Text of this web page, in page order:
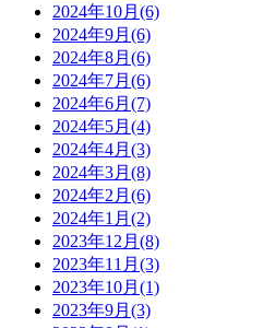
2024年10月(6)
2024年9月(6)
2024年8月(6)
2024年7月(6)
2024年6月(7)
2024年5月(4)
2024年4月(3)
2024年3月(8)
2024年2月(6)
2024年1月(2)
2023年12月(8)
2023年11月(3)
2023年10月(1)
2023年9月(3)